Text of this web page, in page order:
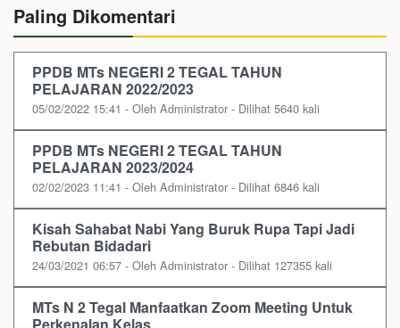
Paling Dikomentari
PPDB MTs NEGERI 2 TEGAL TAHUN
PELAJARAN 2022/2023
05/02/2022 15:41 - Oleh Administrator - Dilihat 5640 kali
PPDB MTs NEGERI 2 TEGAL TAHUN
PELAJARAN 2023/2024
02/02/2023 11:41 - Oleh Administrator - Dilihat 6846 kali
Kisah Sahabat Nabi Yang Buruk Rupa Tapi Jadi
Rebutan Bidadari
24/03/2021 06:57 - Oleh Administrator - Dilihat 127355 kali
MTs N 2 Tegal Manfaatkan Zoom Meeting Untuk